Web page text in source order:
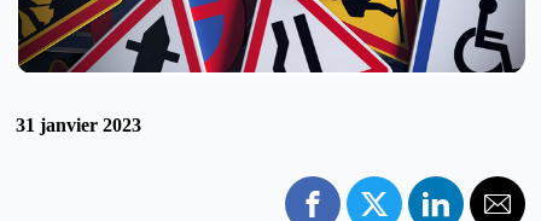
31 janvier 2023